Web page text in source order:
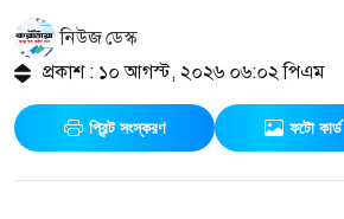
নিউজ ডেস্ক
প্রকাশ : ১০ আগস্ট, ২০২৬ ০৬:০২ পিএম
প্রিন্ট সংস্করণ ফটো কার্ড